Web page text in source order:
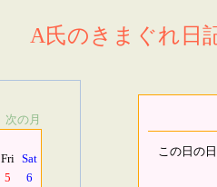
A氏のきまぐれ日
次の月
Fri Sat
5
6
この日の